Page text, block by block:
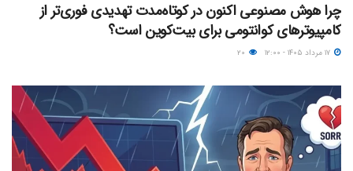
چرا هوش مصنوعی اکنون در کوتاه‌مدت تهدیدی فوری‌تر از
کامپیوترهای کوانتومی برای بیت‌کوین است؟